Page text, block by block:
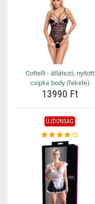
Cottelli - átlátszó, nyitott
csipke body (fekete)
13990 Ft
ÚJDONSÁG